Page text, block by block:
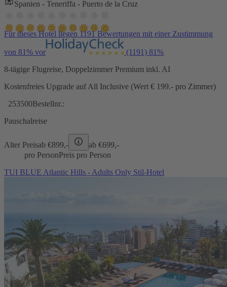
Spanien - Teneriffa - Puerto de la Cruz
Für dieses Hotel liegen 1191 Bewertungen mit einer Zustimmung
von 81% vor (1191) 81%
8-tägige Flugreise, Doppelzimmer Premium inkl. AI
Kostenfreies Upgrade auf All Inclusive (Wert € 199.- pro Zimmer)
253500Bestellnr.:
Pauschalreise
Alter Preisab €899,- ab €699,-
pro PersonPreis pro Person
TUI BLUE Atlantic Hills - Adults Only Stil-Hotel